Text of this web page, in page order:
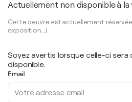
Actuellement non disponible à la
Cette oeuvre est actuellement
exposition...).
Soyez avertis lorsque celle-ci sera
disponible.
Email